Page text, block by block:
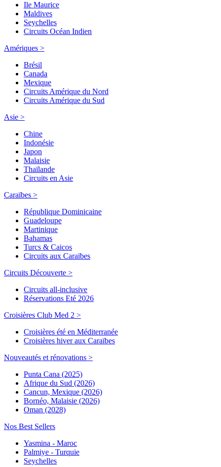
Ile Maurice
Maldives
Seychelles
Circuits Océan Indien
Amériques >
Brésil
Canada
Mexique
Circuits Amérique du Nord
Circuits Amérique du Sud
Asie >
Chine
Indonésie
Japon
Malaisie
Thaïlande
Circuits en Asie
Caraïbes >
République Dominicaine
Guadeloupe
Martinique
Bahamas
Turcs & Caicos
Circuits aux Caraïbes
Circuits Découverte >
Circuits all-inclusive
Réservations Eté 2026
Croisières Club Med 2 >
Croisières été en Méditerranée
Croisières hiver aux Caraïbes
Nouveautés et rénovations >
Punta Cana (2025)
Afrique du Sud (2026)
Cancun, Mexique (2026)
Bornéo, Malaisie (2026)
Oman (2028)
Nos Best Sellers
Yasmina - Maroc
Palmiye - Turquie
Seychelles